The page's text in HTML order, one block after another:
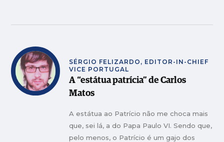
SÉRGIO FELIZARDO, EDITOR-IN-CHIEF
VICE PORTUGAL
A “estátua patrícia” de Carlos
Matos
A estátua ao Patrício não me choca mais
que, sei lá, a do Papa Paulo VI. Sendo que,
pelo menos, o Patrício é um gajo dos